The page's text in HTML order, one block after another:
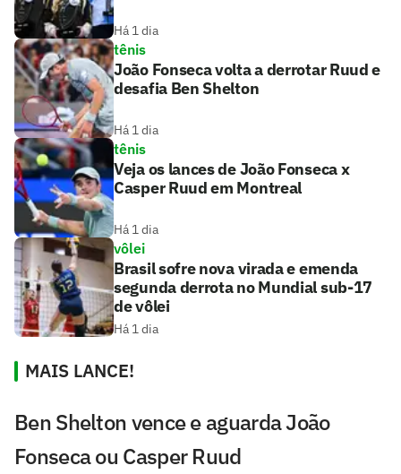
Há 1 dia
tênis
João Fonseca volta a derrotar Ruud e
desafia Ben Shelton
Há 1 dia
tênis
Veja os lances de João Fonseca x
Casper Ruud em Montreal
Há 1 dia
vôlei
Brasil sofre nova virada e emenda
segunda derrota no Mundial sub-17
de vôlei
Há 1 dia
MAIS LANCE!
Ben Shelton vence e aguarda João
Fonseca ou Casper Ruud